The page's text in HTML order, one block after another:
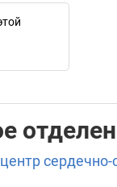
сердечно-